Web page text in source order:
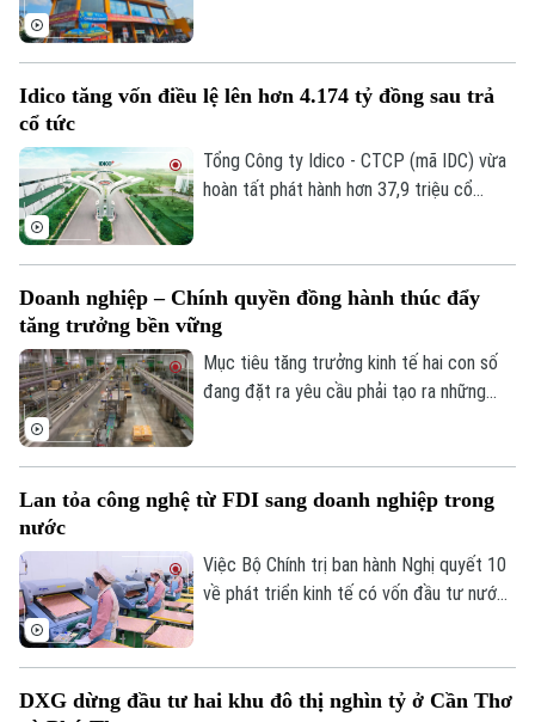
Chuyên mục
Thời sự
Hà Nội
Hà Nội
Nhịp sống Hà Nội
Thế giới
tục lên kế hoạch chia 4.000 đồng/cổ
thực hiện thành hai đợt.
Idico tăng vốn điều lệ lên hơn 4.174 tỷ đồng sau trả
cổ tức
Tổng Công ty Idico - CTCP (mã IDC) vừa
hoàn tất phát hành hơn 37,9 triệu cổ
đồng, nguồn vốn từ lợi nhuận sau thuế
chưa phân phối.
Doanh nghiệp – Chính quyền đồng hành thúc đẩy
tăng trưởng bền vững
Mục tiêu tăng trưởng kinh tế hai con số
đang đặt ra yêu cầu phải tạo ra những
khoa học công nghệ, đổi mới sáng tạo,
trò kiến tạo của chính quyền là yếu tố
quan trọng để hiện thực hóa mục tiêu này.
Lan tỏa công nghệ từ FDI sang doanh nghiệp trong
nước
Việc Bộ Chính trị ban hành Nghị quyết 10
về phát triển kinh tế có vốn đầu tư nước
nâng cao năng lực doanh nghiệp trong
DXG dừng đầu tư hai khu đô thị nghìn tỷ ở Cần Thơ